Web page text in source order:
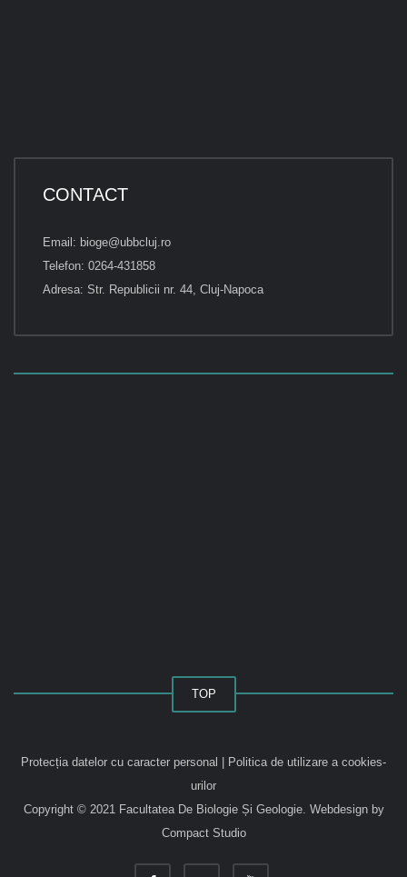
CONTACT
Email: bioge@ubbcluj.ro
Telefon: 0264-431858
Adresa: Str. Republicii nr. 44, Cluj-Napoca
TOP
Protecția datelor cu caracter personal
Politica de utilizare a cookies-
urilor
Copyright © 2021 Facultatea De Biologie Și Geologie. Webdesign by
Compact Studio